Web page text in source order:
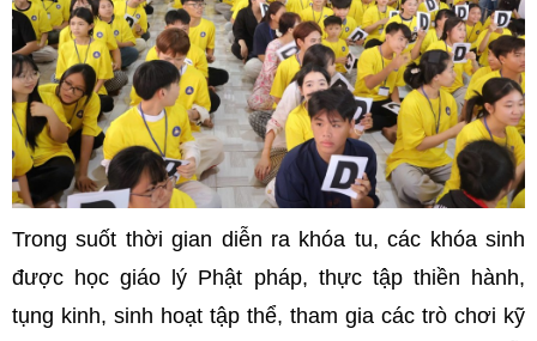
Trong suốt thời gian diễn ra khóa tu, các khóa sinh
được học giáo lý Phật pháp, thực tập thiền hành,
tụng kinh, sinh hoạt tập thể, tham gia các trò chơi kỹ